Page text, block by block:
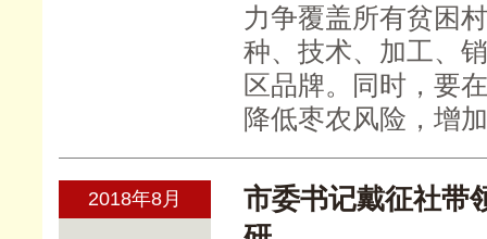
力争覆盖所有贫困
种、技术、加工、
区品牌。同时，要
降低枣农风险，增
2018年8月
市委书记戴征社带